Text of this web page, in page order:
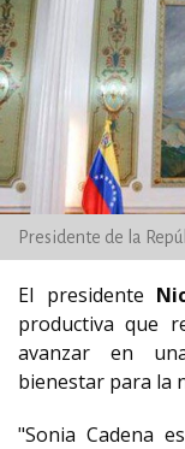
Presidente de la
El presidente
productiva que
avanzar en
bienestar para la
"Sonia Cadena